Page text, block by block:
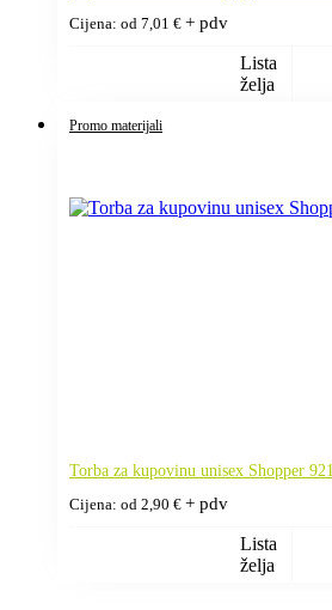
Cijena: od 7,01 € + pdv
Lista
želja
Promo materijali
Torba za kupovinu unisex Shopper 921
Cijena: od 2,90 € + pdv
Lista
želja